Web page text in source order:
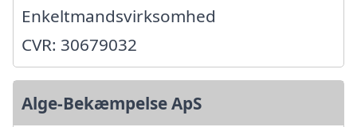
Enkeltmandsvirksomhed
CVR: 30679032
Alge-Bekæmpelse ApS